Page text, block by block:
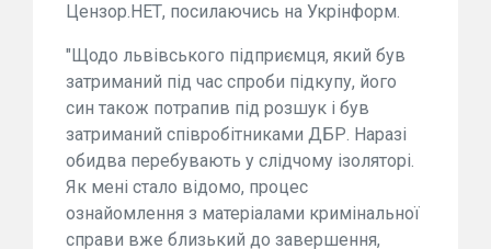
Цензор.НЕТ, посилаючись на Укрінформ.
"Щодо львівського підприємця, який був
затриманий під час спроби підкупу, його
син також потрапив під розшук і був
затриманий співробітниками ДБР. Наразі
обидва перебувають у слідчому ізоляторі.
Як мені стало відомо, процес
ознайомлення з матеріалами кримінальної
справи вже близький до завершення,